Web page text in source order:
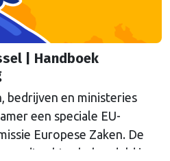
| Handboek
bedrijven en ministeries
een speciale EU-
Europese Zaken. De
echter behandeld in